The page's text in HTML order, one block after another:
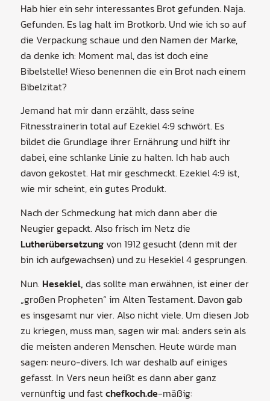
Hab hier ein sehr interessantes Brot gefunden. Naja.
Gefunden. Es lag halt im Brotkorb. Und wie ich so auf
die Verpackung schaue und den Namen der Marke,
da denke ich: Moment mal, das ist doch eine
Bibelstelle! Wieso benennen die ein Brot nach einem
Bibelzitat?
Jemand hat mir dann erzählt, dass seine
Fitnesstrainerin total auf Ezekiel 4:9 schwört. Es
bildet die Grundlage ihrer Ernährung und hilft ihr
dabei, eine schlanke Linie zu halten. Ich hab auch
davon gekostet. Hat mir geschmeckt. Ezekiel 4:9 ist,
wie mir scheint, ein gutes Produkt.
Nach der Schmeckung hat mich dann aber die
Neugier gepackt. Also frisch im Netz die
Lutherübersetzungvon 1912 gesucht (denn mit der
bin ich aufgewachsen) und zu Hesekiel 4 gesprungen.
Nun. Hesekiel, das sollte man erwähnen, ist einer der
„großen Propheten“ im Alten Testament. Davon gab
es insgesamt nur vier. Also nicht viele. Um diesen Job
zu kriegen, muss man, sagen wir mal: anders sein als
die meisten anderen Menschen. Heute würde man
sagen: neuro-divers. Ich war deshalb auf einiges
gefasst. In Vers neun heißt es dann aber ganz
vernünftig und fastchefkoch.de-mäßig: